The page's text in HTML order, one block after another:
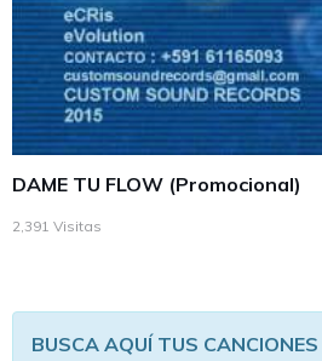
DAME TU FLOW (Promocional)
2,391 Visitas
BUSCA AQUÍ TUS